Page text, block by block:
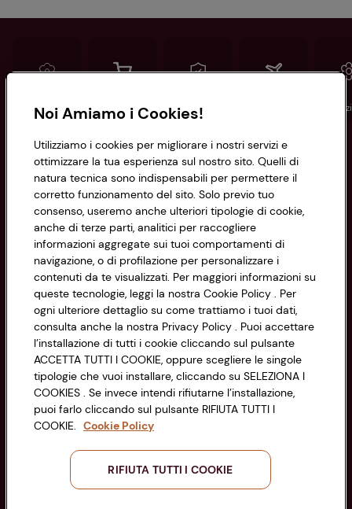
Conad Spesa online Assicurazioni
Informazioni
Privacy Policy
Cookie Policy
Impostazioni Cookie
Accessibilità
CONAD SOCIETÀ COOPERATIVA
Via Michelino, 59 | 40127 BOLOGNA
Codice Fiscale e Registro Imprese
di Bologna 00865960157
PARTITA IVA 03320960374
Servizio clienti
Seguici sui Social:
Noi Amiamo i Cookies!
Utilizziamo i cookies per migliorare i nostri servizi e
ottimizzare la tua esperienza sul nostro sito. Quelli di
natura tecnica sono indispensabili per permettere il
corretto funzionamento del sito. Solo previo tuo
consenso, useremo anche ulteriori tipologie di cookie,
anche di terze parti, analitici per raccogliere
informazioni aggregate sui tuoi comportamenti di
navigazione, o di profilazione per personalizzare i
contenuti da te visualizzati. Per maggiori informazioni su
queste tecnologie, leggi la nostra Cookie Policy . Per
ogni ulteriore dettaglio su come trattiamo i tuoi dati,
consulta anche la nostra Privacy Policy . Puoi accettare
l’installazione di tutti i cookie cliccando sul pulsante
ACCETTA TUTTI I COOKIE, oppure scegliere le singole
tipologie che vuoi installare, cliccando su SELEZIONA I
COOKIES . Se invece intendi rifiutarne l’installazione,
puoi farlo cliccando sul pulsante RIFIUTA TUTTI I
COOKIE. Cookie Policy
RIFIUTA TUTTI I COOKIE